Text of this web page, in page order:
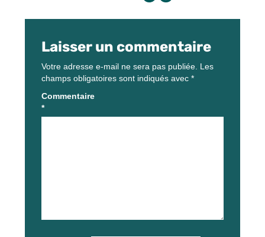
Laisser un commentaire
Votre adresse e-mail ne sera pas publiée. Les
champs obligatoires sont indiqués avec *
Commentaire
*